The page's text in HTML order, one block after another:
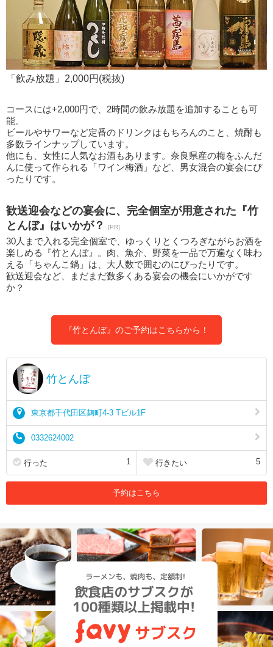
「飲み放題」2,000円(税抜)
コースには+2,000円で、2時間の飲み放題を追加することも可
能。
ビールやサワーなど定番のドリンクはもちろんのこと、焼酎も
多数ラインナップしています。
他にも、女性に人気なお酒もあります。奈良県産の梅をふんだ
んに使って作られる「ワイン梅酒」など、男女混合の宴会にぴ
ったりです。
歓送迎会などの宴会に、完全個室が用意された『竹
とんぼ』はいかが？
[PR]
30人まで入れる完全個室で、ゆっくりとくつろぎながらお酒を
楽しめる『竹とんぼ』。肉、魚介、野菜を一品で万遍なく味わ
える「ちゃんこ鍋」は、大人数で囲むのにぴったりです。
歓送迎会など、まだまだ数多くある宴会の機会にいかがです
か？
『竹とんぼ』のご予約はこちらから！
竹とんぼ
東京都千代田区麹町4-3 Tビル1F
0332624002
行った 1 行きたい 5
予約はこちら